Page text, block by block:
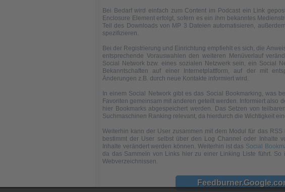
Bei Bedarf wird einfach zum Content im Podcast ein Link
Enclosure Element erfolgt, sofern es ein ihm bekanntes
Teil des Downloads von MP 3 Dateien automatisieren,
spezifizieren.
Bei der Registrierung und Einrichtung empfiehlt es sich, die
entsprechende Vorauswahlen den weiteren Menüverlauf
Social Network bzw. eines sozialen Netzwerk sein, ein Social
Bekanntschaften auf einer Internetplattform, auf der mit
Änderungen z.B. durch neue Kontakte informiert wird.
In einem Social Network gibt es das Social Bookmarking, was
Favoriten gemeinsam mit anderen geteilt werden. Informiert also
hier Bookmarks abgespeichert werden. Das Setzen von
Suchmaschinen Ranking relevant, da hierdurch die Wichtigkeit
Weiterhin kann der User zusammen mit dem Modul für das
bestimmt der User selbst über den Log Channel oder Inhalte
Inhalte verändert werden können. Weiterhin ist das Social
da das Sammeln von Links hier zu einer Linking Liste führt.
Webverzeichnissen.